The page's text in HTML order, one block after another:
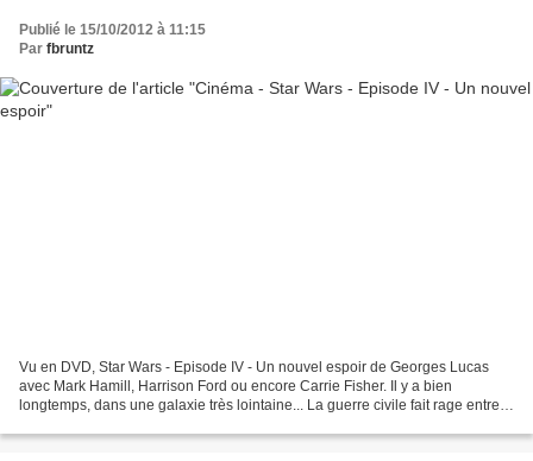
Publié le 15/10/2012 à 11:15
Par fbruntz
Vu en DVD, Star Wars - Episode IV - Un nouvel espoir de Georges Lucas
avec Mark Hamill, Harrison Ford ou encore Carrie Fisher. Il y a bien
longtemps, dans une galaxie très lointaine... La guerre civile fait rage entre